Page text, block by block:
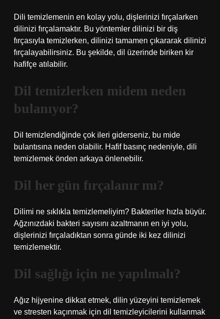
Dili temizlemenin en kolay yolu, dişlerinizi fırçalarken
dilinizi fırçalamaktır. Bu yöntemler dilinizi bir diş
fırçasıyla temizlerken, dilinizi tamamen çıkararak dilinizi
fırçalayabilirsiniz. Bu şekilde, dil üzerinde biriken kir
hafifçe atılabilir.
Dil temizlerken midem neden
bulanıyor?
Dil temizlendiğinde çok ileri giderseniz, bu mide
bulantısına neden olabilir. Hafif basınç nedeniyle, dili
temizlemek önden arkaya önlenebilir.
Dil her gün fırçalanır mı?
Dilimi ne sıklıkla temizlemeliyim? Bakteriler hızla büyür.
Ağzınızdaki bakteri sayısını azaltmanın en iyi yolu,
dişlerinizi fırçaladıktan sonra günde iki kez dilinizi
temizlemektir.
Dil sağlığı için ne yapılmalı?
Ağız hijyenine dikkat etmek, dilin yüzeyini temizlemek
ve stresten kaçınmak için dil temizleyicilerini kullanmak